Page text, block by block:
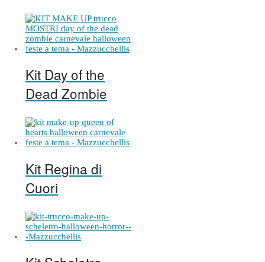
Kit Day of the
Dead Zombie
Kit Regina di
Cuori